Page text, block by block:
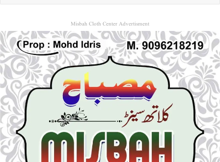
Misbah Cloth Center Advertisment